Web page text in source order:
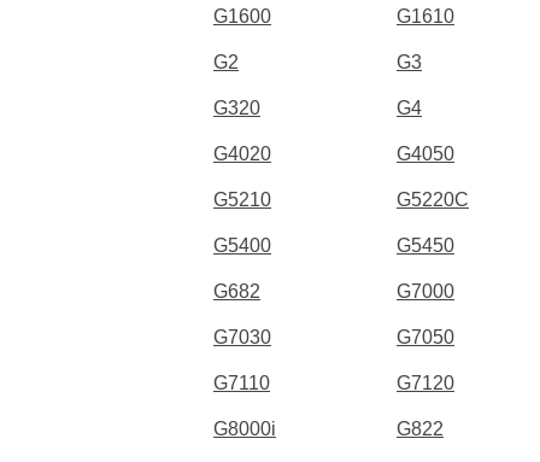
G1600 G1610
G2 G3
G320 G4
G4020 G4050
G5210 G5220C
G5400 G5450
G682 G7000
G7030 G7050
G7110 G7120
G8000i G822